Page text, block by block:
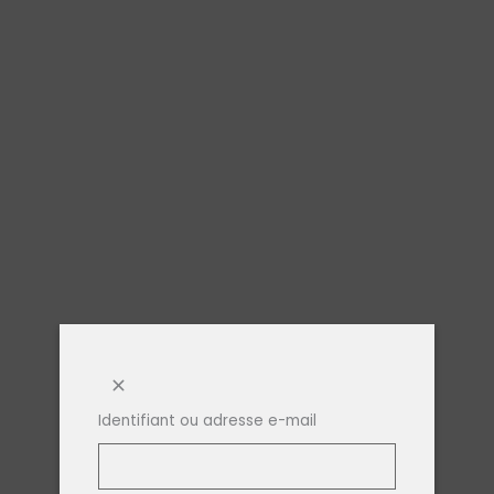
Identifiant ou adresse e-mail